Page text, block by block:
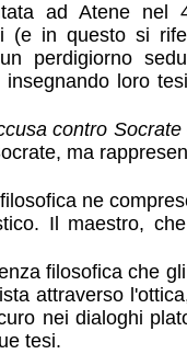
ad Atene nel
(e in questo si
perdigiorno
loro
contro Socrate
ma
ne
Il maestro,
filosofica che
attraverso
nei dialoghi
tesi.